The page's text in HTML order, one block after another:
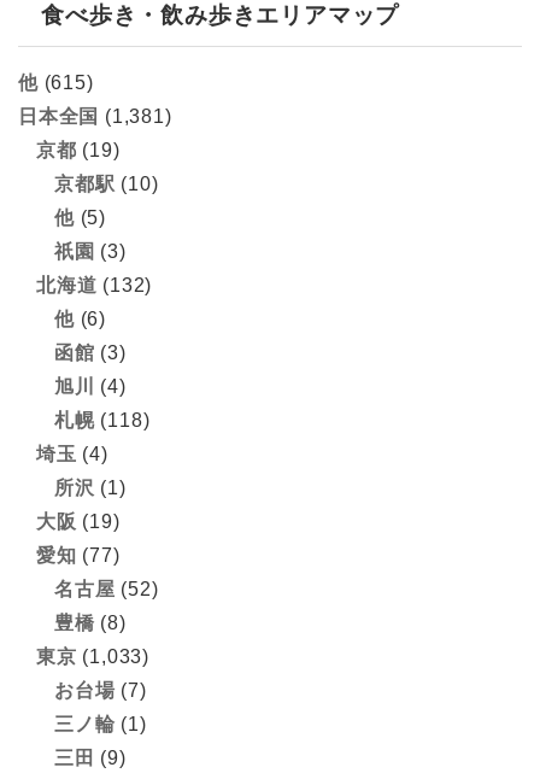
食べ歩き・飲み歩きエリアマップ
他(615)
日本全国 (1,381)
京都 (19)
京都駅 (10)
他(5)
祇園 (3)
北海道 (132)
他(6)
函館 (3)
旭川
(4)
札幌(118)
埼玉 (4)
所沢 (1)
大阪 (19)
愛知 (77)
名古屋 (52)
豊橋 (8)
東京 (1,033)
お台場 (7)
三ノ輪 (1)
三田 (9)